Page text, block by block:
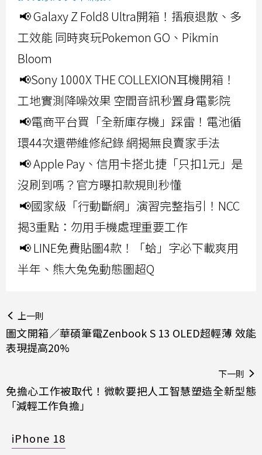
📢 Galaxy Z Fold8 Ultra開箱！摺痕退散、多
工效能 同時爽玩Pokemon GO、Pikmin
Bloom
📢Sony 1000X THE COLLEXION耳機開箱！
工地實測降噪效果 空間音訊秒置身電影院
📢電商平台買「全新庫存機」踩雷！電池循
環44次還帶維修紀錄 網揭無良賣家手法
📢 Apple Pay、信用卡搭北捷「只扣1元」是
沒刷到嗎？官方曝扣款規則秒懂
📢國家級「行動斷網」演習完整指引！NCC
揭3重點：勿用手機處理重要工作
📢 LINE免費貼圖4款！「蛤」字必下載爽用
半年、熊大兔兔動態圖超Q
上一則
圖文開箱／華碩筆電Zenbook S 13 OLED超輕薄 效能
表現提高20%
下一則
免擔心工作被取代！微軟要把人工智慧塑造全新型態
「減輕工作負擔」
iPhone 18